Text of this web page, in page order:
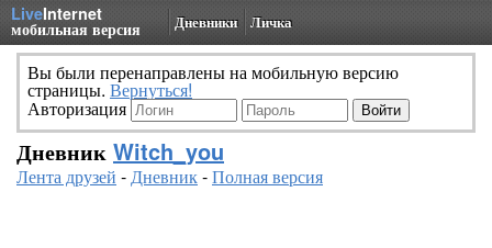
LiveInternet
мобильная версия Дневники Личка
Вы были перенаправлены на мобильную версию
страницы. Вернуться!
Авторизация
Дневник Witch_you
Лента друзей -Дневник-Полная версия